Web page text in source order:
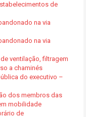
de
na via
na via
ventilação, filtragem
a chaminés
do executivo –
dos membros das
mobilidade
de